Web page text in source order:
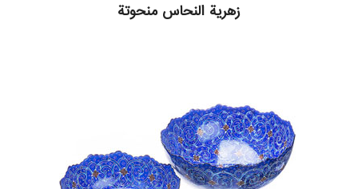
زهریة النحاس منحوتة